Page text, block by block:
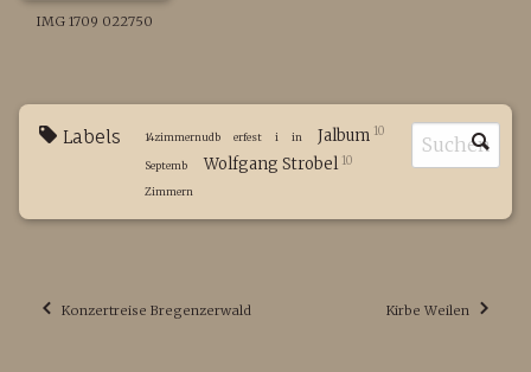
IMG 1709 022750
Labels 14zimmernudb erfest i in Jalbum 10
Septemb Wolfgang Strobel 10
Zimmern
Konzertreise Bregenzerwald Kirbe Weilen